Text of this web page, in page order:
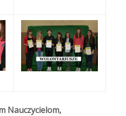
Nauczycielom,